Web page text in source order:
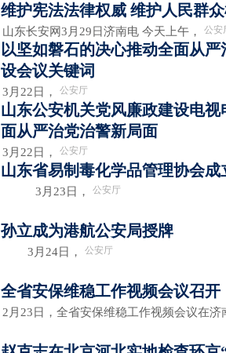
维护宪法法律权威 维护人民群
山东长安网3月29日济南电 今天上午， 公安
以坚如磐石的决心推动全面从
设会议关键词
3月22日， 公安厅
山东公安机关党风廉政建设电
面从严治党治警新局面
3月22日， 公安厅
山东省易制毒化学品管理协会成
3月23日， 公安厅
孙立成为港航公安局授牌
3月24日， 公安厅
全省安保维稳工作视频会议召开
2月23日，全省安保维稳工作视频会议在济